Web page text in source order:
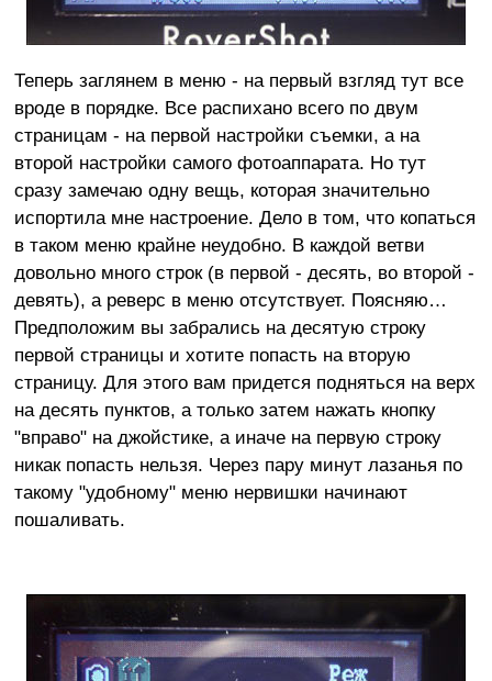
Теперь заглянем в меню - на первый взгляд тут все
вроде в порядке. Все распихано всего по двум
страницам - на первой настройки съемки, а на
второй настройки самого фотоаппарата. Но тут
сразу замечаю одну вещь, которая значительно
испортила мне настроение. Дело в том, что копаться
в таком меню крайне неудобно. В каждой ветви
довольно много строк (в первой - десять, во второй -
девять), а реверс в меню отсутствует. Поясняю…
Предположим вы забрались на десятую строку
первой страницы и хотите попасть на вторую
страницу. Для этого вам придется подняться на верх
на десять пунктов, а только затем нажать кнопку
"вправо" на джойстике, а иначе на первую строку
никак попасть нельзя. Через пару минут лазанья по
такому "удобному" меню нервишки начинают
пошаливать.